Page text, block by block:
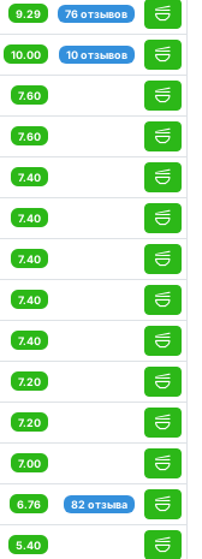
9.29 76 отзывов
10.00 10 отзывов
7.60
7.60
7.40
7.40
7.40
7.40
7.40
7.20
7.20
7.00
6.76 82 отзыва
5.40